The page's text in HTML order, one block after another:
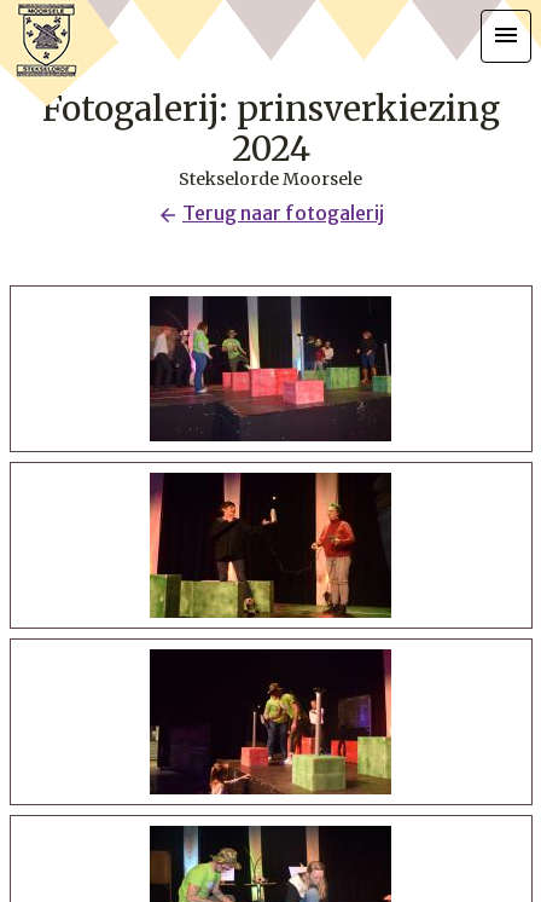
menu
Fotogalerij: prinsverkiezing
2024
Stekselorde Moorsele
arrow_back Terug naar fotogalerij